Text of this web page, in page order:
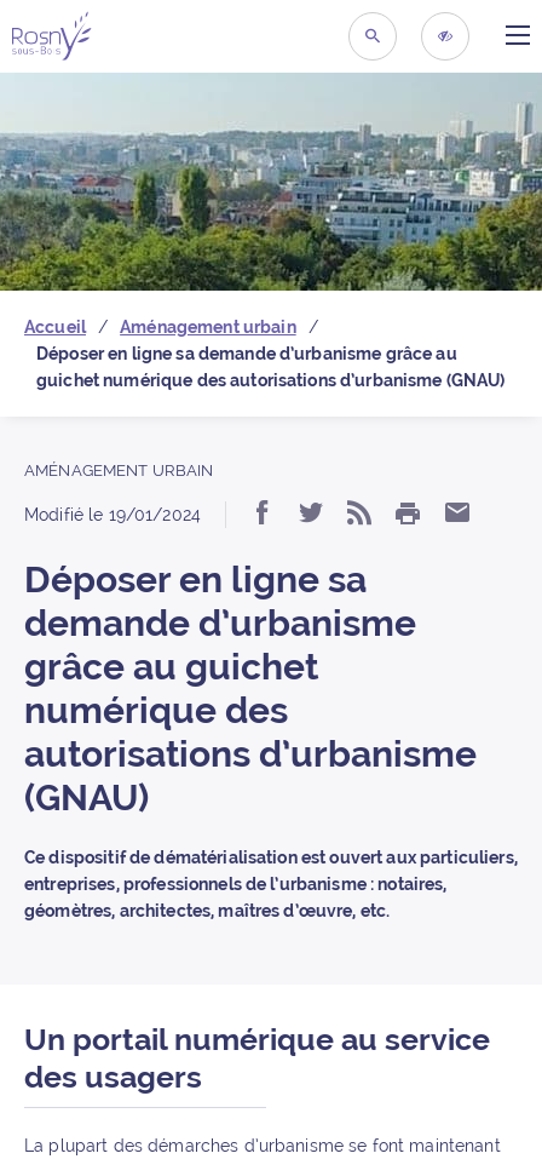
Retour à la pageRECHERCHER
Accueil
Aménagement urbain
Déposer en ligne sa demande d’urbanisme grâce au
guichet numérique des autorisations d’urbanisme (GNAU)
AMÉNAGEMENT URBAIN
Modifié le 19/01/2024 Partager « Déposer
Partager «
S’abonner
IMPRIMER
Déposer en ligne sa
demande d’urbanisme
grâce au guichet
numérique des
autorisations d’urbanisme
(GNAU)
Ce dispositif de dématérialisation est ouvert aux particuliers,
entreprises, professionnels de l’urbanisme : notaires,
géomètres, architectes, maîtres d’œuvre, etc.
Un portail numérique au service
des usagers
La plupart des démarches d’urbanisme se font maintenant